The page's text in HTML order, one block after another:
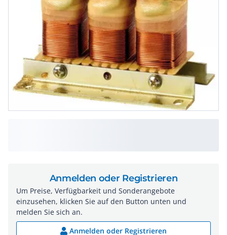
Anmelden oder Registrieren
Um Preise, Verfügbarkeit und Sonderangebote
einzusehen, klicken Sie auf den Button unten und
melden Sie sich an.
Anmelden oder Registrieren